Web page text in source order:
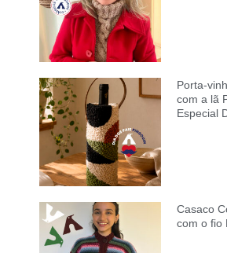
Porta-
com a lã
Especial
Casaco
com o fio